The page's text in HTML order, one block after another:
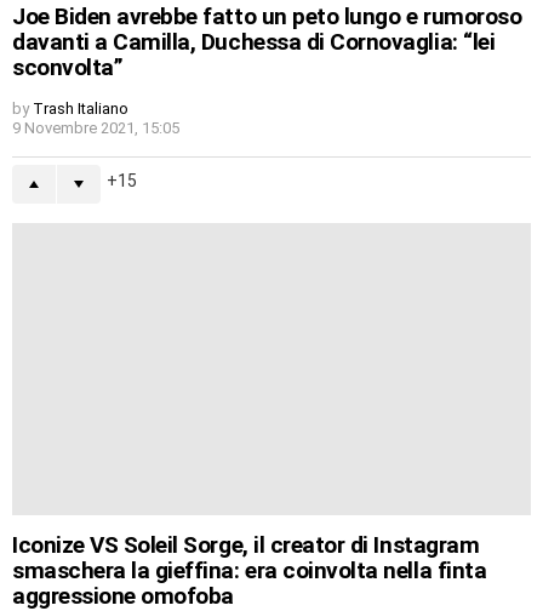
Joe Biden avrebbe fatto un peto lungo e rumoroso
davanti a Camilla, Duchessa di Cornovaglia: “lei
sconvolta”
by Trash Italiano
9 Novembre 2021, 15:05
15
Iconize VS Soleil Sorge, il creator di Instagram
smaschera la gieffina: era coinvolta nella finta
aggressione omofoba